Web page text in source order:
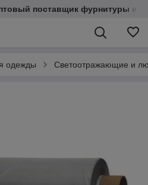
поставщик фурнитуры и
одежды Светоотражающие и